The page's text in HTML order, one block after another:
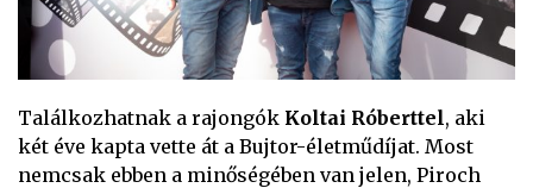
Találkozhatnak a rajongók Koltai Róberttel, aki
két éve kapta vette át a Bujtor-életműdíjat. Most
nemcsak ebben a minőségében van jelen, Piroch